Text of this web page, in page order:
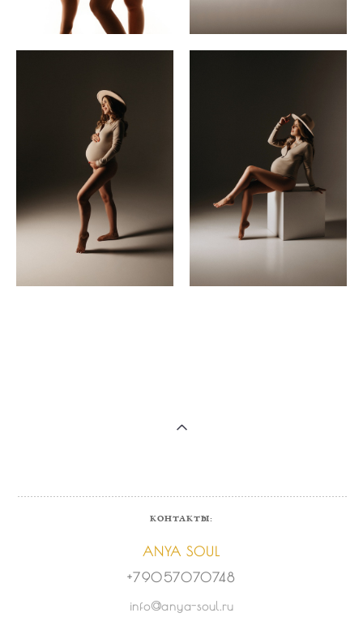
КОНТАКТЫ:
ANYA SOUL
+79057070748
info@anya-soul.ru